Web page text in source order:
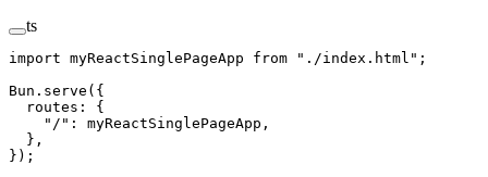
ts
import myReactSinglePageApp from "./index.html" ;
Bun. serve ({
  routes: {
    "/"
: myReactSinglePageApp,
  },
});